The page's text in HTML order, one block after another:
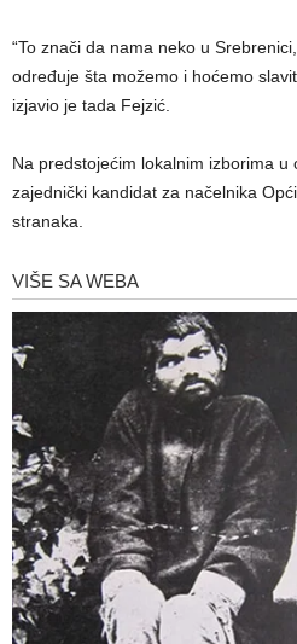
“To znači da nama neko u
određuje šta možemo i hoćemo
izjavio je tada Fejzić.
Na predstojećim lokalnim izborima u
zajednički kandidat za načelnika
stranaka.